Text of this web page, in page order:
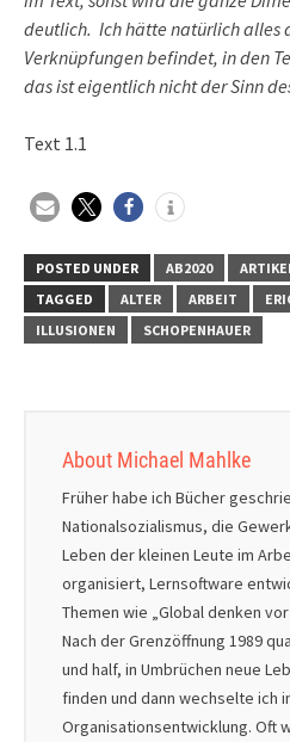
deutlich. Ich hätte natürlich alles
Verknüpfungen befindet, in den
das ist eigentlich nicht der Sinn
Text 1.1
POSTED UNDER AB2020
TAGGED
ALTER ARBEIT
ILLUSIONEN
SCHOPENHAUER
About Michael Mahlke
Früher habe ich Bücher
Nationalsozialismus, die
Leben der kleinen Leute im
organisiert, Lernsoftware
Themen wie „Global denken
Nach der Grenzöffnung 1989
und half, in Umbrüchen neue
finden und dann wechselte ich
Organisationsentwicklung. Oft